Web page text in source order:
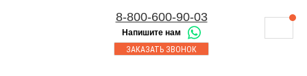
8-800-600-90-03
Напишите нам
ЗАКАЗАТЬ ЗВОНОК
Корзина
8-843-230-17-45
Казань